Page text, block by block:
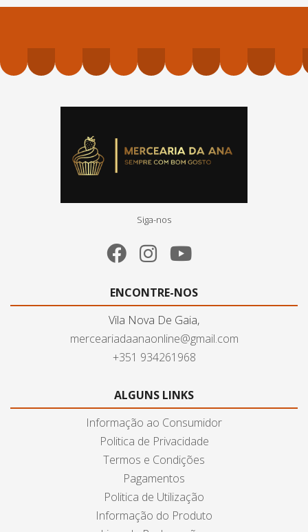
Siga-nos
ENCONTRE-NOS
Vila Nova De Gaia,
merceariadaanaonline@gmail.com
+351 934261968
ALGUNS LINKS
Informação ao Consumidor
Politica de Privacidade
Termos e Condições
Pagamentos
Politica de Utilização
Informação do Produto